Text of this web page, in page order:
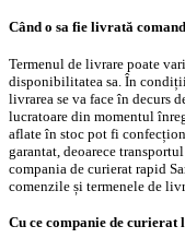
Când o sa fie livrată
Termenul de livrare poate
disponibilitatea sa. În
livrarea se va face în decurs
lucratoare din momentul
aflate în stoc pot fi
garantat, deoarece
compania de curierat rapid
comenzile și termenele de
Cu ce companie de curierat